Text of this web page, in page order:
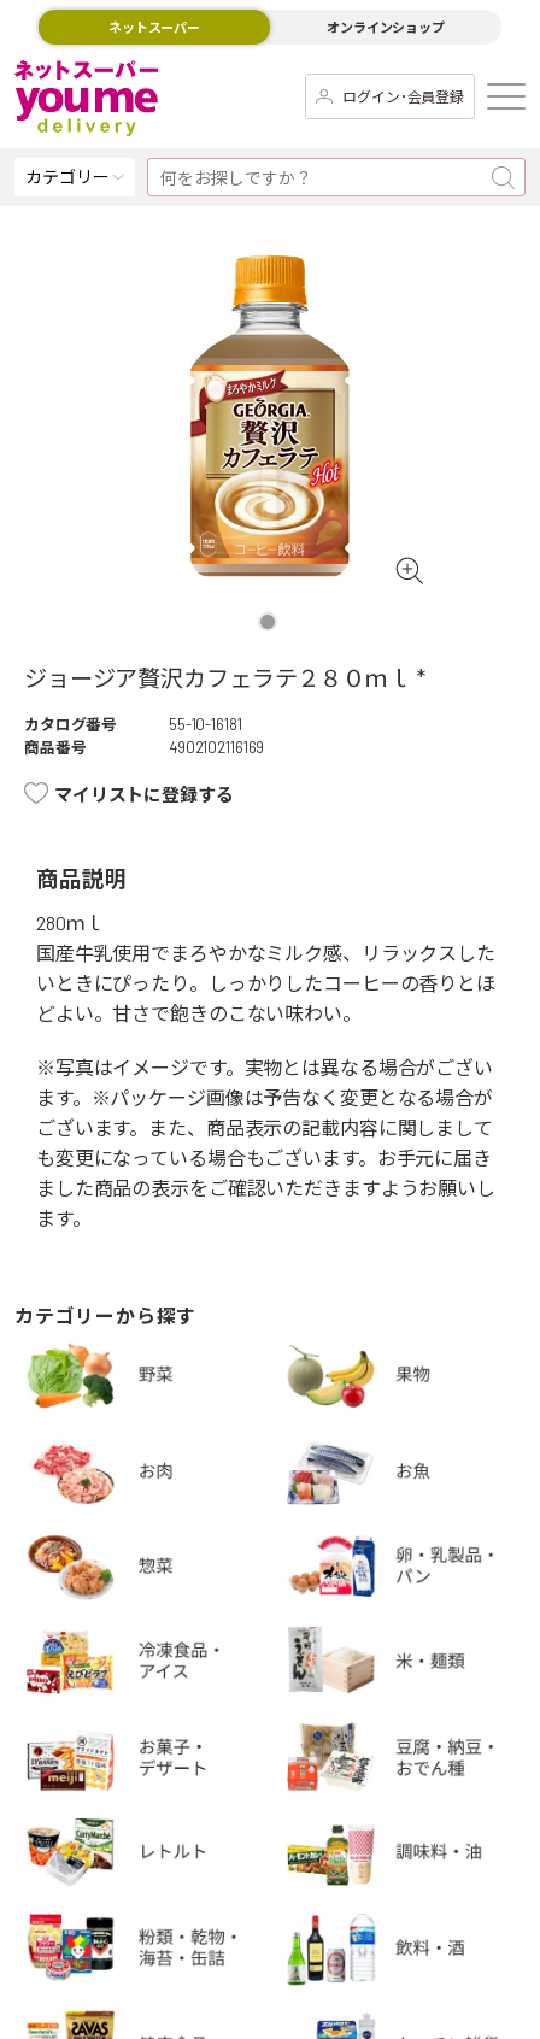
ネットスーパー オンラインショップ
ログイン･会員登録
カテゴリー
ジョージア贅沢カフェラテ２８０ｍｌ *
カタログ番号
55-10-16181
商品番号
4902102116169
マイリストに登録する
商品説明
280ｍｌ
国産牛乳使用でまろやかなミルク感、リラックスした
いときにぴったり。しっかりしたコーヒーの香りとほ
どよい。甘さで飽きのこない味わい。
※写真はイメージです。実物とは異なる場合がござい
ます。※パッケージ画像は予告なく変更となる場合が
ございます。また、商品表示の記載内容に関しまして
も変更になっている場合もございます。お手元に届き
ました商品の表示をご確認いただきますようお願いし
ます。
カテゴリーから探す